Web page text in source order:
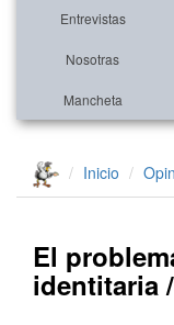
Entrevistas
Nosotras
Mancheta
Inicio
El
identitaria